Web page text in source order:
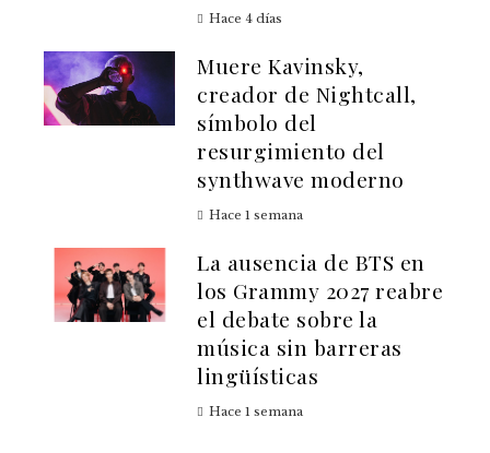
Hace 4 días
Muere Kavinsky,
creador de Nightcall,
símbolo del
resurgimiento del
synthwave moderno
Hace 1 semana
La ausencia de BTS en
los Grammy 2027 reabre
el debate sobre la
música sin barreras
lingüísticas
Hace 1 semana